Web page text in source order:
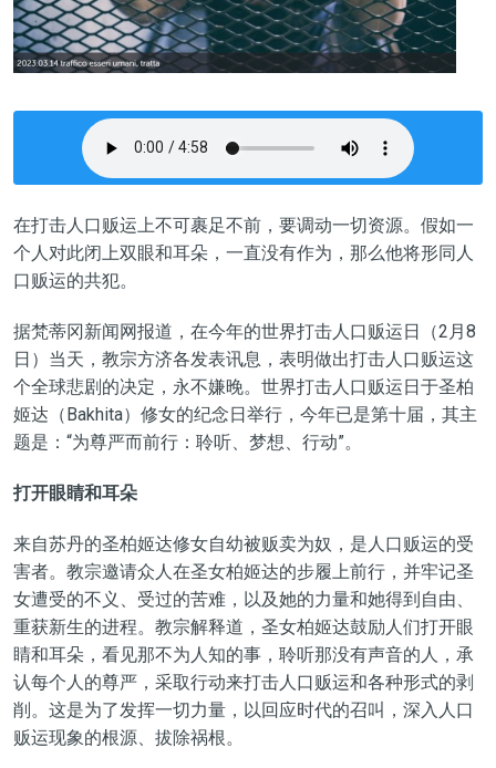
在打击人口贩运上不可裹足不前，要调动一切资源。假如一
个人对此闭上双眼和耳朵，一直没有作为，那么他将形同人
口贩运的共犯。
据梵蒂冈新闻网报道，在今年的世界打击人口贩运日（2月8
日）当天，教宗方济各发表讯息，表明做出打击人口贩运这
个全球悲剧的决定，永不嫌晚。世界打击人口贩运日于圣柏
姬达（Bakhita）修女的纪念日举行，今年已是第十届，其主
题是：“为尊严而前行：聆听、梦想、行动”。
打开眼睛和耳朵
来自苏丹的圣柏姬达修女自幼被贩卖为奴，是人口贩运的受
害者。教宗邀请众人在圣女柏姬达的步履上前行，并牢记圣
女遭受的不义、受过的苦难，以及她的力量和她得到自由、
重获新生的进程。教宗解释道，圣女柏姬达鼓励人们打开眼
睛和耳朵，看见那不为人知的事，聆听那没有声音的人，承
认每个人的尊严，采取行动来打击人口贩运和各种形式的剥
削。这是为了发挥一切力量，以回应时代的召叫，深入人口
贩运现象的根源、拔除祸根。